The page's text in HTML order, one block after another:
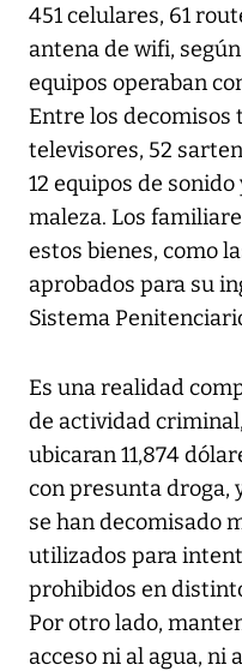
451 celulares, 61
antena de wifi,
equipos operaban
Entre los decomisos
televisores, 52
12 equipos de
maleza. Los
estos bienes, como
aprobados para su
Sistema
Es una realidad
de actividad
ubicaran 11,874
con presunta droga,
se han decomisado
utilizados para
prohibidos en
Por otro lado,
acceso ni al agua, ni